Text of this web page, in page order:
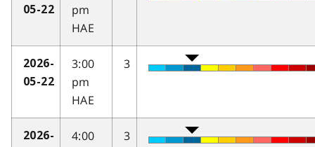
05-22
pm
HAE
2026-
05-22
3:00
pm
HAE
3
2026-
4:00
3